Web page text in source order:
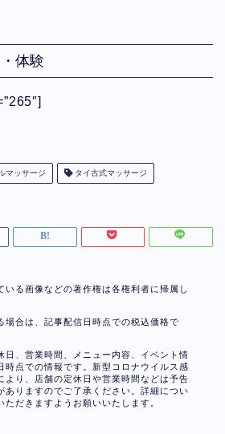
体験
マッサージ タイ古式マッサージ
いる画像などの著作権は各権利者に帰属し
場合は、記事配信日時点での税込価格で
日、営業時間、メニュー内容、イベント情
時点での情報です。新型コロナウイルス感
より、店舗の定休日や営業時間などは予告
ありますのでご了承ください。詳細につい
ただきますようお願いいたします。